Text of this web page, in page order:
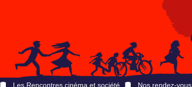
Les Rencontres cinéma et société Nos rendez-vous